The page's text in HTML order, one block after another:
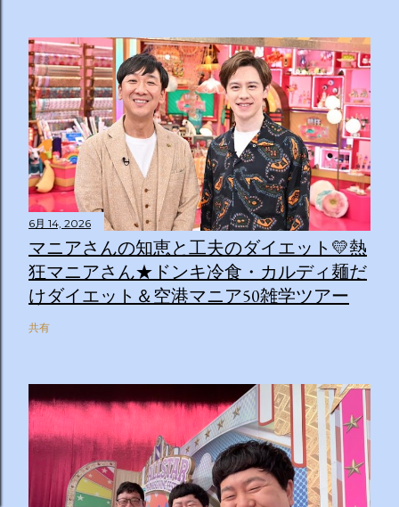
6月 14, 2026
マニアさんの知恵と工夫のダイエット💛熱
狂マニアさん★ドンキ冷食・カルディ麺だ
けダイエット＆空港マニア50雑学ツアー
共有